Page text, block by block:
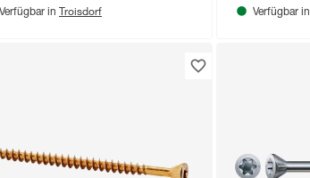
Verfügbar in Troisdorf
Verfügbar in